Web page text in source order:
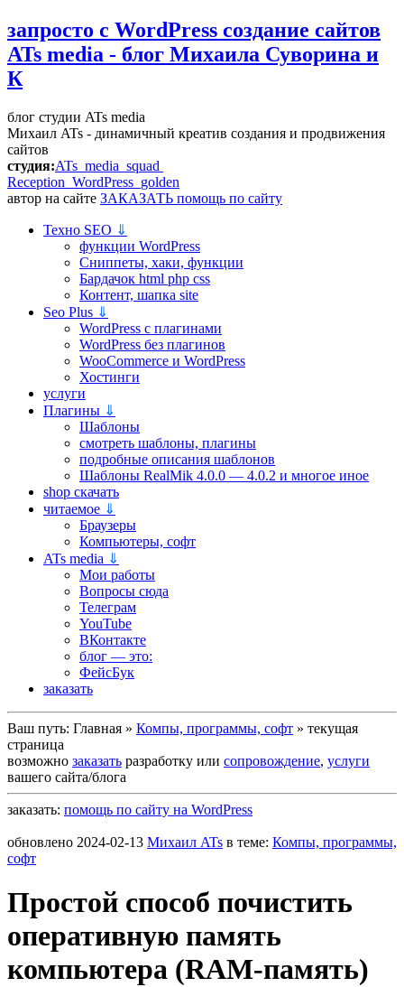
запросто с WordPress создание сайтов
ATs media - блог Михаила Суворина и
К
блог студии ATs media
Михаил ATs - динамичный креатив создания и продвижения
сайтов
студия:ATs media squad
Reception WordPress golden
автор на сайте ЗАКАЗАТЬ помощь по сайту
Техно SEO ⇓
функции WordPress
Сниппеты, хаки, функции
Бардачок html php css
Контент, шапка site
Seo Plus ⇓
WordPress c плагинами
WordPress без плагинов
WooCommerce и WordPress
Хостинги
услуги
Плагины ⇓
Шаблоны
смотреть шаблоны, плагины
подробные описания шаблонов
Шаблоны RealMik 4.0.0 — 4.0.2 и многое иное
shop скачать
читаемое ⇓
Браузеры
Компьютеры, софт
ATs media ⇓
Мои работы
Вопросы сюда
Телеграм
YouTube
ВКонтакте
блог — это:
ФейсБук
заказать
Ваш путь: Главная » Компы, программы, софт » текущая
страница
возможно заказать разработку или сопровождение, услуги
вашего сайта/блога
заказать: помощь по сайту на WordPress
обновлено 2024-02-13 Михаил ATs в теме: Компы, программы,
софт
Простой способ почистить
оперативную память
компьютера (RAM-память)